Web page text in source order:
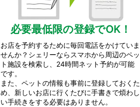
必要最低限の登録でOK！
お店を予約するために毎回電話をかけていま
せんか？シェリーならスマホから周辺のペッ
ト施設を検索し、24時間ネット予約が可能
です。
また、ペットの情報も事前に登録しておくた
め、新しいお店に行くたびに手書きで煩わし
い手続きをする必要はありません。